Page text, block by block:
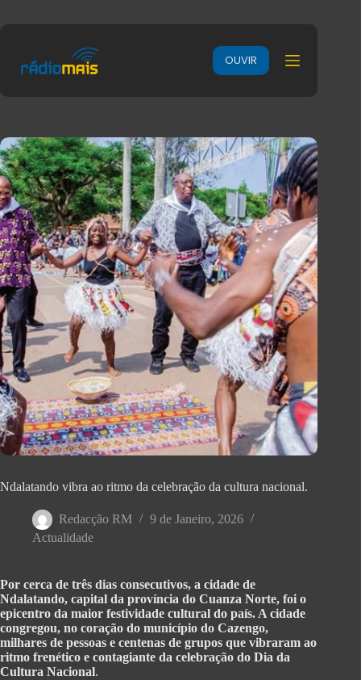
OUVIR
Ndalatando vibra ao ritmo da celebração da cultura nacional.
Redacção RM
9 de Janeiro, 2026
Actualidade
Por cerca de três dias consecutivos, a cidade de
Ndalatando, capital da província do Cuanza Norte, foi o
epicentro da maior festividade cultural do país. A cidade
congregou, no coração do município do Cazengo,
milhares de pessoas e centenas de grupos que vibraram ao
ritmo frenético e contagiante da celebração do Dia da
Cultura Nacional.